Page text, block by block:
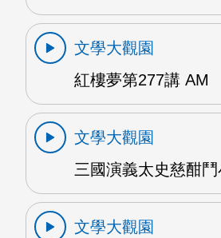
文學大觀園
紅樓夢第277講 AM
文學大觀園
三國演義太史慈酣
文學大觀園